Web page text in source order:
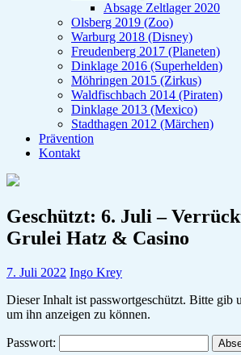
Absage Zeltlager 2020
Olsberg 2019 (Zoo)
Warburg 2018 (Disney)
Freudenberg 2017 (Planeten)
Dinklage 2016 (Superhelden)
Möhringen 2015 (Zirkus)
Waldfischbach 2014 (Piraten)
Dinklage 2013 (Mexico)
Stadthagen 2012 (Märchen)
Prävention
Kontakt
Geschützt: 6. Juli –
Grulei Hatz & Casino
7. Juli 2022 Ingo Krey
Dieser Inhalt ist passwortgeschützt. Bitte gib
um ihn anzeigen zu können.
Passwort: